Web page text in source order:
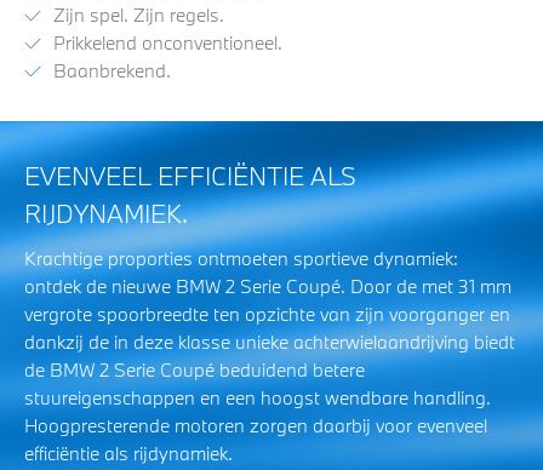
Zijn spel. Zijn regels.
Prikkelend onconventioneel.
Baanbrekend.
EVENVEEL EFFICIËNTIE ALS
RIJDYNAMIEK.
Krachtige proporties ontmoeten sportieve dynamiek:
ontdek de nieuwe BMW 2 Serie Coupé. Door de met 31 mm
vergrote spoorbreedte ten opzichte van zijn voorganger en
dankzij de in deze klasse unieke achterwielaandrijving biedt
de BMW 2 Serie Coupé beduidend betere
stuureigenschappen en een hoogst wendbare handling.
Hoogpresterende motoren zorgen daarbij voor evenveel
efficiëntie als rijdynamiek.